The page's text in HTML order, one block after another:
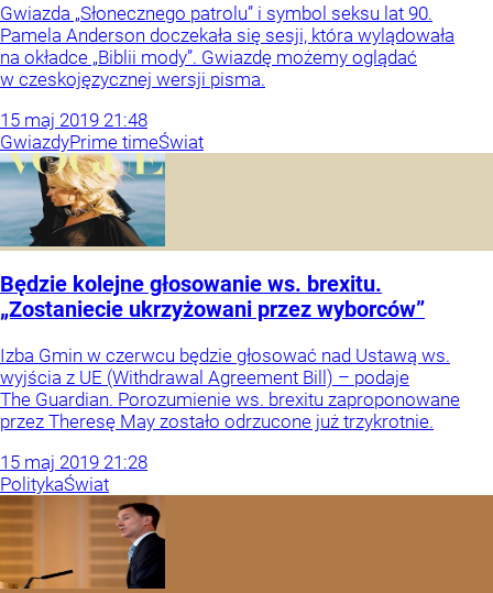
Gwiazda „Słonecznego patrolu” i symbol seksu lat 90.
Pamela Anderson doczekała się sesji, która wylądowała
na okładce „Biblii mody”. Gwiazdę możemy oglądać
w czeskojęzycznej wersji pisma.
15 maj 2019 21:48
GwiazdyPrime timeŚwiat
Będzie kolejne głosowanie ws. brexitu.
„Zostaniecie ukrzyżowani przez wyborców”
Izba Gmin w czerwcu będzie głosować nad Ustawą ws.
wyjścia z UE (Withdrawal Agreement Bill) – podaje
The Guardian. Porozumienie ws. brexitu zaproponowane
przez Theresę May zostało odrzucone już trzykrotnie.
15 maj 2019 21:28
PolitykaŚwiat